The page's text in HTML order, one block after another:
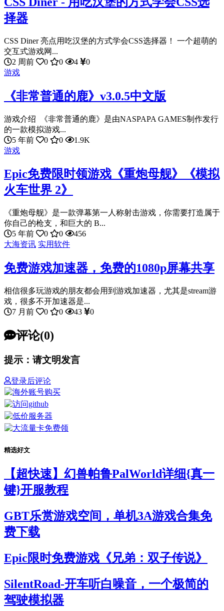
择器
CSS Diner 亮点用吃汉堡的方式学会CSS选择器！ 一个超萌的
交互式游戏网...
2 周前
0 0 4
0
游戏
《非常普通的鹿》v3.0.5中文版
游戏介绍 《非常普通的鹿》是由NASPAPA GAMES制作发行
的一款模拟游戏...
5 年前
0 0
1.9K
游戏
Epic免费限时领游戏《重炮母舰》《模拟
火车世界 2》
《重炮母舰》是一款弹幕第一人称射击游戏，你需要打造属于
你自己的枪支，和巨大的 B...
5 年前
0 0
456
大海资讯 实用软件
免费游戏加速器，免费的1080p屏幕共享
相信很多玩游戏的朋友都会用到游戏加速器，尤其是stream游
戏，很多不开加速器是...
7 月前
0 0 43 0
评论(0)
提示：请文明发言
登录后评论
精选好文
【超快速】幻兽帕鲁PalWorld详细{真一
键}开服教程
GBT乐赏游戏空间，单机3A游戏合集免
费下载
Epic限时免费游戏《兄弟：双子传说》
SilentRoad-开车听白噪音，一个极简的
驾驶模拟器